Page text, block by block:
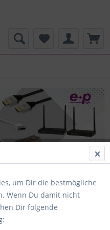
um Dir die bestmögliche
Wenn Du damit nicht
Dir folgende